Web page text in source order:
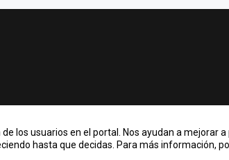
los usuarios en el portal. Nos ayudan a mejorar
hasta que decidas. Para más información,